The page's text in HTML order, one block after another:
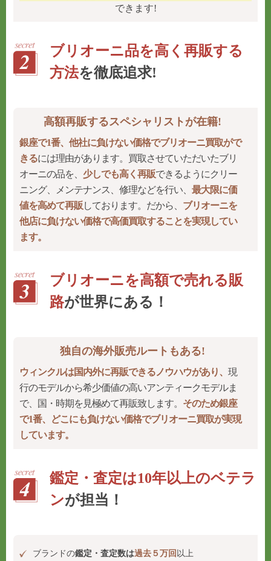
できます!
ブリオーニ品を高く再販する
方法を徹底追求!
高額再販するスペシャリストが在籍!
銀座で1番、他社に負けない価格でブリオーニ買取がで
きるには理由があります。買取させていただいたブリ
オーニの品を、 少しでも高く再販できるようにクリー
ニング、メンテナンス、修理などを行い、最大限に価
値を高めて再販しております。だから、 ブリオーニを
他店に負けない価格で高価買取することを実現してい
ます。
ブリオーニを高額で売れる販
路が世界にある！
独自の海外販売ルートもある!
ウィンクルは国内外に再販できるノウハウがあり、現
行のモデルから希少価値の高いアンティークモデルま
で、国・時期を見極めて再販致します。 そのため銀座
で1番、どこにも負けない価格でブリオーニ買取が実現
しています。
鑑定・査定は10年以上のベテラ
ンが担当！
ブランドの鑑定・査定数は過去５万回 以上